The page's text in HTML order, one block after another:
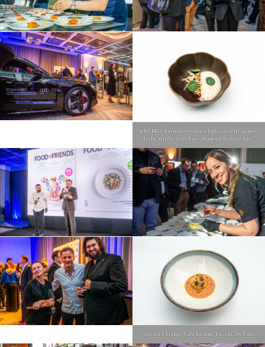
Seler BBQ, karmelizowana cebula, orzechy ziemne,
dashi, trufla / Jenő Rácz, Rumour By Rácz Jenő*
Salona z kraba / Tala Bashmi, Fusions by Tala